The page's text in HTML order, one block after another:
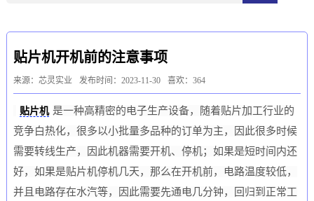
贴片机开机前的注意事项
来源：芯灵实业 发布时间：2023-11-30 喜欢：364
贴片机 是一种高精密的电子生产设备，随着贴片加工行业的
竞争白热化，很多以小批量多品种的订单为主，因此很多时候
需要转线生产，因此机器需要开机、停机；如果是短时间内还
好，如果是贴片机停机几天，那么在开机前，电路温度较低，
并且电路存在水汽等，因此需要先通电几分钟，回归到正常工